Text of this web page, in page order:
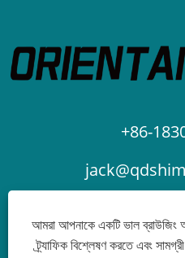
+86-
কপিরাইট © 2023 Qingdao
আমরা আপনাকে একটি ভাল ব্রাউজিং
ট্র্যাফিক বিশ্লেষণ করতে এবং